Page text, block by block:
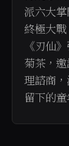
派六大
終極大戰
《刃仙
菊茶，
理諮商，
留下的童